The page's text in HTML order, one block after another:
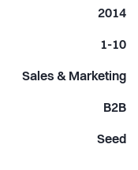
2014
1-10
Sales & Marketing
B2B
Seed